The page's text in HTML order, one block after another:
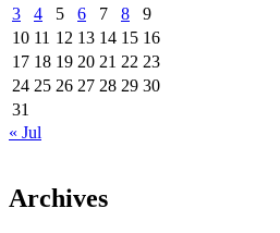
3
4 5 6 7 8
9
10 11 12 13 14 15 16
17 18 19 20 21 22 23
24 25 26 27 28 29 30
31
« Jul
Archives